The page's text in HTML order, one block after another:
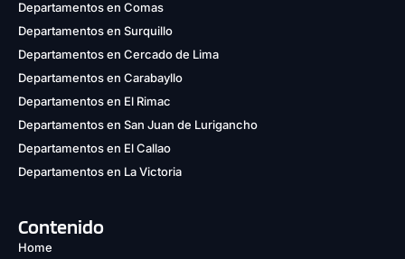
Departamentos en Comas
Departamentos en Surquillo
Departamentos en Cercado de Lima
Departamentos en Carabayllo
Departamentos en El Rimac
Departamentos en San Juan de Lurigancho
Departamentos en El Callao
Departamentos en La Victoria
Contenido
Home